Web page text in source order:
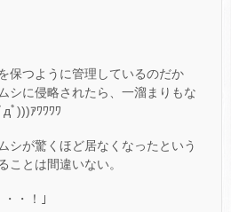
保つように管理しているのだか
シに侵略されたら、一溜まりもな
ﾟ)))ｱﾜﾜﾜﾜ
シが驚くほど居なくなったという
ことは間違いない。
・！｣